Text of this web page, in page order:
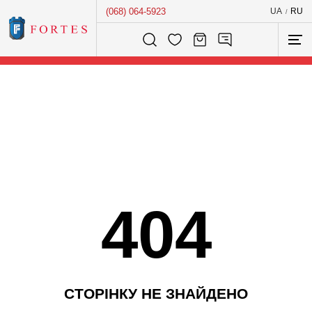
(068) 064-5923 UA / RU
Розумний пошук...
404
СТОРІНКУ НЕ ЗНАЙДЕНО